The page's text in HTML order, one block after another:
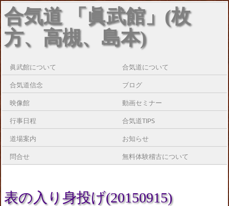
合気道 「眞武館」(枚
方、高槻、島本)
眞武館について 合気道について
合気道信念 ブログ
映像館 動画セミナー
行事日程 合気道TIPS
道場案内 お知らせ
問合せ 無料体験稽古について
表の入り身投げ(20150915)